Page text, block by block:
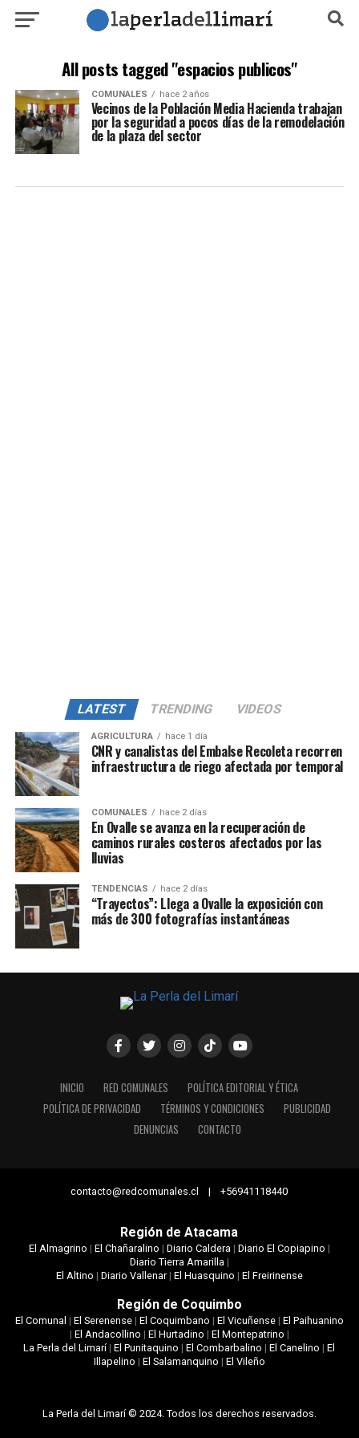
All posts tagged "espacios publicos"
COMUNALES hace 2 años
Vecinos de la Población Media Hacienda trabajan
por la seguridad a pocos días de la remodelación
de la plaza del sector
LATEST TRENDING VIDEOS
AGRICULTURA hace 1 día
CNR y canalistas del Embalse Recoleta recorren
infraestructura de riego afectada por temporal
COMUNALES hace 2 días
En Ovalle se avanza en la recuperación de
caminos rurales costeros afectados por las
lluvias
TENDENCIAS hace 2 días
“Trayectos”: Llega a Ovalle la exposición con
más de 300 fotografías instantáneas
INICIO RED COMUNALES
POLÍTICA EDITORIAL Y ÉTICA
POLÍTICA DE PRIVACIDAD
TÉRMINOS Y CONDICIONES
PUBLICIDAD
DENUNCIAS
CONTACTO
contacto@redcomunales.cl | +56941118440
Región de Atacama
El Almagrino | El Chañaralino | Diario Caldera| Diario El Copiapino |
Diario Tierra Amarilla|
El Altino | Diario Vallenar| El Huasquino | El Freirinense
Región de Coquimbo
El Comunal | El Serenense| El Coquimbano | El Vicuñense| El Paihuanino
| El Andacollino | El Hurtadino | El Montepatrino |
La Perla del Limarí|El Punitaquino |El Combarbalino |El Canelino |El
Illapelino | El Salamanquino | El Vileño
La Perla del Limarí © 2024. Todos los derechos reservados.